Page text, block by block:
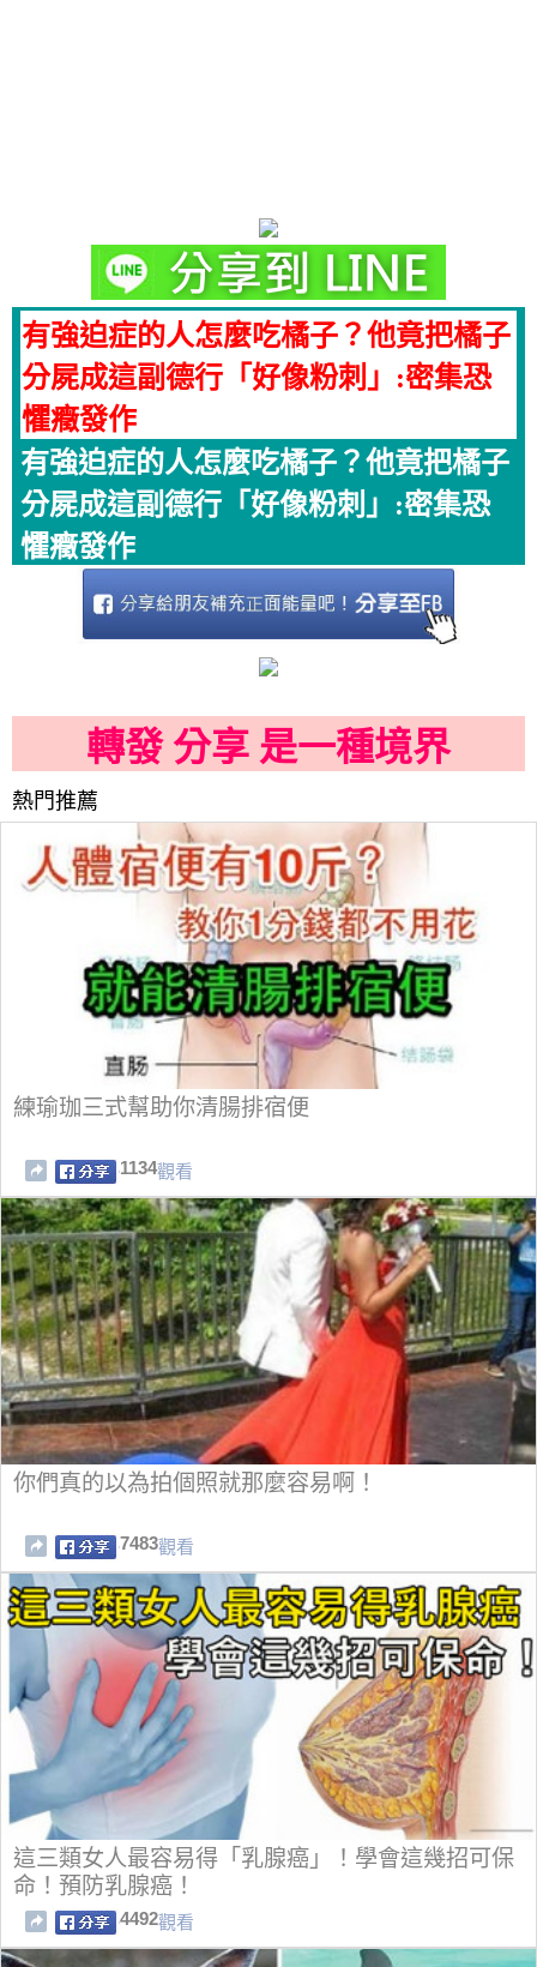
有強迫症的人怎麼吃橘子？他竟把橘子
分屍成這副德行「好像粉刺」:密集恐
懼癥發作
有強迫症的人怎麼吃橘子？他竟把橘子
分屍成這副德行「好像粉刺」:密集恐
懼癥發作
轉發 分享 是一種境界
熱門推薦
練瑜珈三式幫助你清腸排宿便
1134觀看
你們真的以為拍個照就那麼容易啊！
7483觀看
這三類女人最容易得「乳腺癌」！學會這幾招可保
命！預防乳腺癌！
4492觀看